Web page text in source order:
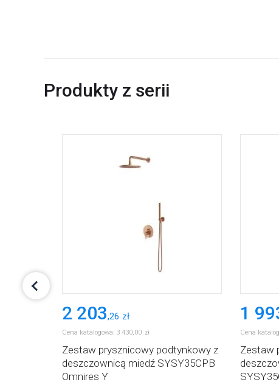
Produkty z serii
2 203,26 zł
Cena katalogowa: 3 430,00 zł
Zestaw prysznicowy podtynkowy z
deszczownicą miedź SYSY35CPB
Omnires Y
1
Cena
Zestaw